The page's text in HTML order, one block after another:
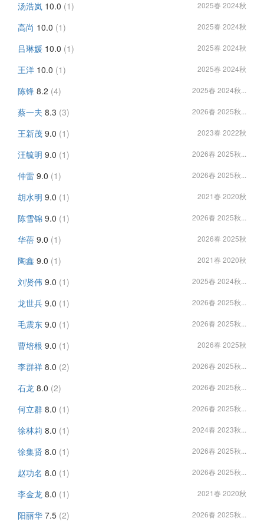
汤浩岚 10.0 (1) 2025春 2024秋
高尚 10.0 (1) 2025春 2024秋
吕琳媛 10.0 (1) 2025春 2024秋
王洋 10.0 (1) 2025春 2024秋
陈锋 8.2 (4) 2025春 2024秋...
蔡一夫 8.3 (3) 2026春 2025秋...
王新茂 9.0 (1) 2023春 2022秋
汪毓明 9.0 (1) 2026春 2025秋...
仲雷 9.0 (1) 2026春 2025秋...
胡水明 9.0 (1) 2021春 2020秋
陈雪锦 9.0 (1) 2026春 2025秋...
华蓓 9.0 (1) 2026春 2025秋
陶鑫 9.0 (1) 2021春 2020秋
刘贤伟 9.0 (1) 2025春 2024秋...
龙世兵 9.0 (1) 2026春 2025秋...
毛震东 9.0 (1) 2026春 2025秋...
曹培根 9.0 (1) 2026春 2025秋
李群祥 8.0 (2) 2026春 2025秋...
石龙 8.0 (2) 2026春 2025秋...
何立群 8.0 (1) 2026春 2025秋...
徐林莉 8.0 (1) 2024春 2023秋...
徐集贤 8.0 (1) 2026春 2025秋...
赵功名 8.0 (1) 2026春 2025秋...
李金龙 8.0 (1) 2021春 2020秋
阳丽华 7.5 (2) 2026春 2025秋...